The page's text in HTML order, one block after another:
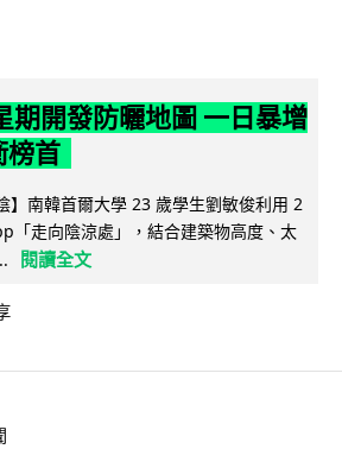
期開發防曬地圖 一日暴增
榜首
】南韓首爾大學 23 歲學生劉敏俊利用 2
「走向陰涼處」，結合建築物高度、太
閱讀全文